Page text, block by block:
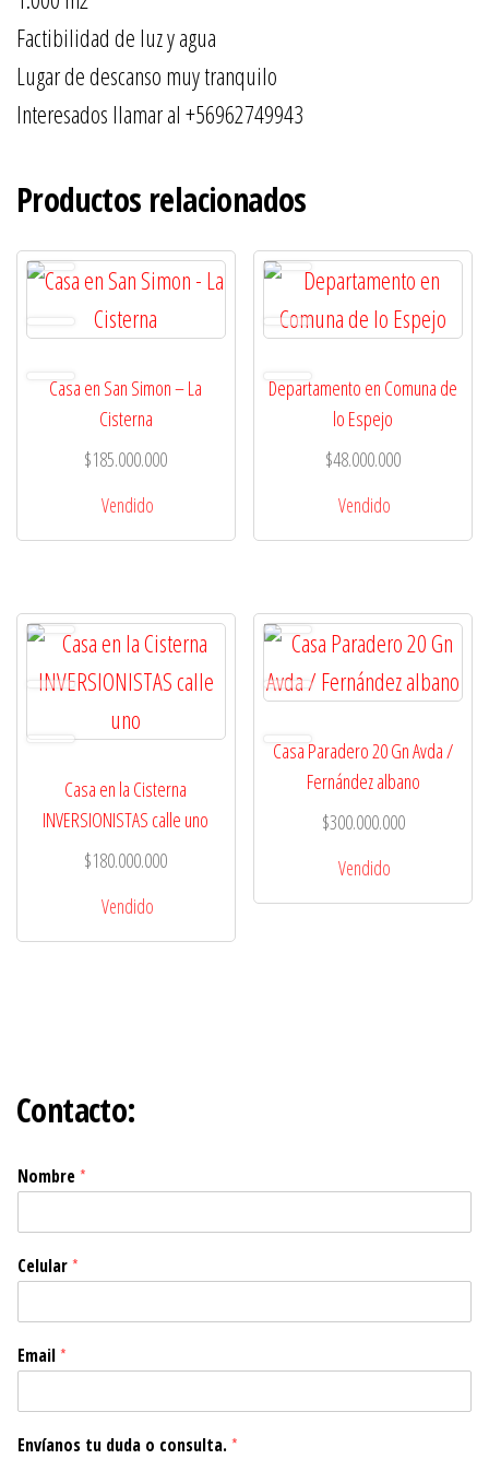
Factibilidad de luz y agua
Lugar de descanso muy tranquilo
Interesados llamar al +56962749943
Productos relacionados
Casa en San Simon – La
Cisterna
$185.000.000
Vendido
Departamento en Comuna de
lo Espejo
$48.000.000
Vendido
Casa en la Cisterna
INVERSIONISTAS calle uno
$180.000.000
Vendido
Casa Paradero 20 Gn Avda /
Fernández albano
$300.000.000
Vendido
Contacto:
Nombre*
Celular*
Email*
Envíanos tu duda o consulta.*